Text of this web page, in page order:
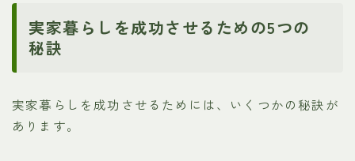
実家暮らしを成功させるための5つの
秘訣
実家暮らしを成功させるためには、いくつかの秘訣が
あります。